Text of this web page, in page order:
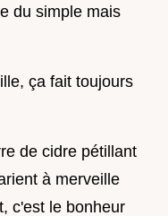
du simple mais
ça fait toujours
de cidre pétillant
à merveille
c'est le bonheur